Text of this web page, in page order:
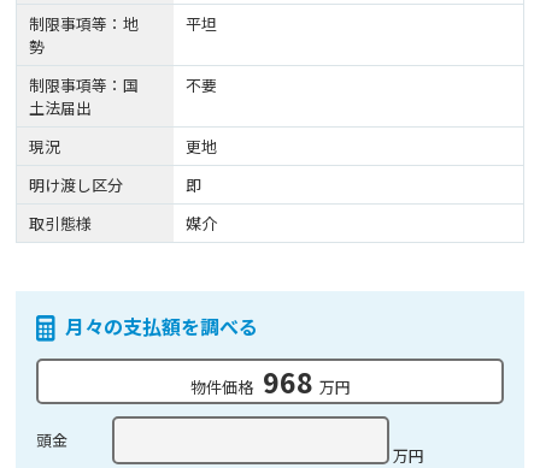
制限事項等：地
勢
平坦
制限事項等：国
土法届出
不要
現況
更地
明け渡し区分
即
取引態様
媒介
月々の支払額を調べる
物件価格 968 万円
頭金
万円